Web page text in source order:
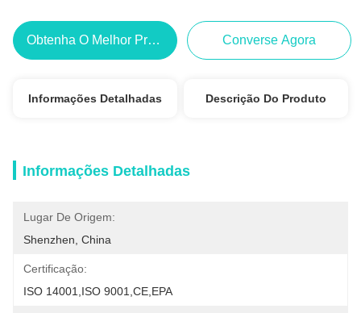
Obtenha O Melhor Preço Converse Agora
Informações Detalhadas Descrição Do Produto
Informações Detalhadas
Lugar De Origem:
Shenzhen, China
Certificação:
ISO 14001,ISO 9001,CE,EPA